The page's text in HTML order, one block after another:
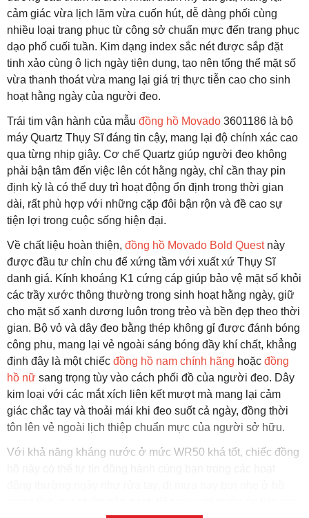
cảm giác vừa lịch lãm vừa cuốn hút, dễ dàng phối cùng
nhiều loại trang phục từ công sở chuẩn mực đến trang phục
dạo phố cuối tuần. Kim dạng index sắc nét được sắp đặt
tinh xảo cùng ô lịch ngày tiện dụng, tạo nên tổng thể mặt số
vừa thanh thoát vừa mang lại giá trị thực tiễn cao cho sinh
hoạt hằng ngày của người đeo.
Trái tim vận hành của mẫu đồng hồ Movado 3601186 là bộ
máy Quartz Thụy Sĩ đáng tin cậy, mang lại độ chính xác cao
qua từng nhịp giây. Cơ chế Quartz giúp người đeo không
phải bận tâm đến việc lên cót hằng ngày, chỉ cần thay pin
định kỳ là có thể duy trì hoạt động ổn định trong thời gian
dài, rất phù hợp với những cặp đôi bận rộn và đề cao sự
tiện lợi trong cuộc sống hiện đại.
Về chất liệu hoàn thiện, đồng hồ Movado Bold Questnày
được đầu tư chỉn chu để xứng tầm với xuất xứ Thụy Sĩ
danh giá. Kính khoáng K1 cứng cáp giúp bảo vệ mặt số khỏi
các trầy xước thông thường trong sinh hoạt hằng ngày, giữ
cho mặt số xanh dương luôn trong trẻo và bền đẹp theo thời
gian. Bộ vỏ và dây đeo bằng thép không gỉ được đánh bóng
công phu, mang lại vẻ ngoài sáng bóng đầy khí chất, khẳng
định đây là một chiếc đồng hồ nam chính hãng hoặc đồng
hồ nữ sang trọng tùy vào cách phối đồ của người đeo. Dây
kim loại với các mắt xích liên kết mượt mà mang lại cảm
giác chắc tay và thoải mái khi đeo suốt cả ngày, đồng thời
tôn lên vẻ ngoài lịch thiệp chuẩn mực của người sở hữu.
Với khả năng kháng nước ở mức WR50 khá tốt, chiếc đồng